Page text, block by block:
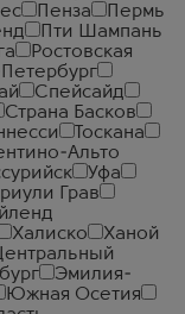
Пенза
Пермь
Пти Шампань
Ростовская
Спейсайд
Страна Басков
Тоскана
Альто
Уфа
Грав
Халиско
Ханой
Эмилия-
Южная Осетия